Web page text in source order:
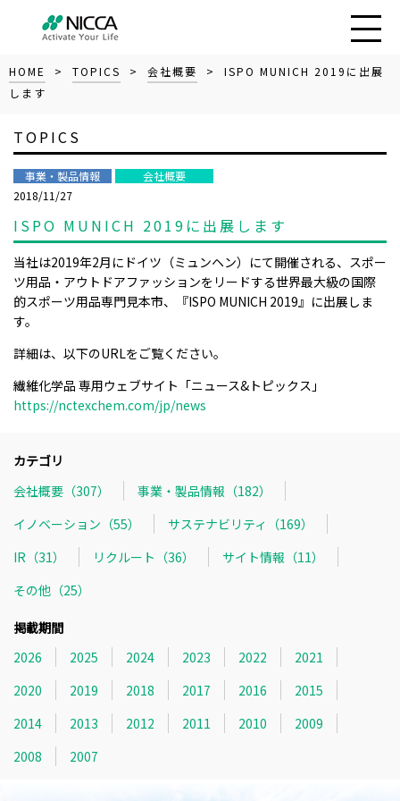
HOME > TOPICS > 会社概要
> ISPO MUNICH 2019に出展
します
TOPICS
事業・製品情報
会社概要
2018/11/27
ISPO MUNICH 2019に出展します
当社は2019年2月にドイツ（ミュンヘン）にて開催される、スポー
ツ用品・アウトドアファッションをリードする世界最大級の国際
的スポーツ用品専門見本市、『ISPO MUNICH 2019』に出展しま
す。
詳細は、以下のURLをご覧ください。
繊維化学品 専用ウェブサイト「ニュース&トピックス」
https://nctexchem.com/jp/news
カテゴリ
会社概要（307）
事業・製品情報（182）
イノベーション（55）
サステナビリティ（169）
IR（31）
リクルート（36）
サイト情報（11）
その他（25）
掲載期間
2026
2025 2024 2023 2022
2021
2020
2019 2018 2017 2016
2015
2014
2013 2012 2011 2010
2009
2008
2007